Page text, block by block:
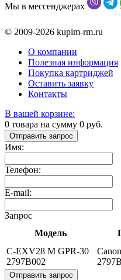
Мы в мессенджерах
© 2009-2026 kupim-rm.ru
О компании
Полезная информация
Покупка картриджей
Оставить заявку
Контакты
В вашей корзине:
0 товара на сумму 0 руб.
Отправить запрос
Имя:
Телефон:
E-mail:
Запрос
Модель
C-EXV28 M GPR-30
2797B002
Отправить запрос